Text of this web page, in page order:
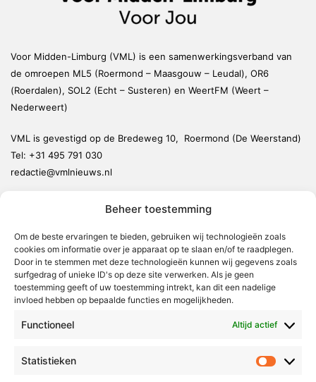
Beheer toestemming
Om de beste ervaringen te bieden, gebruiken wij technologieën zoals
cookies om informatie over je apparaat op te slaan en/of te raadplegen.
Door in te stemmen met deze technologieën kunnen wij gegevens zoals
surfgedrag of unieke ID's op deze site verwerken. Als je geen
toestemming geeft of uw toestemming intrekt, kan dit een nadelige
invloed hebben op bepaalde functies en mogelijkheden.
Functioneel Altijd actief
Statistieken
Voor Midden-Limburg (VML) is een samenwerkingsverband van
de omroepen ML5 (Roermond – Maasgouw – Leudal), OR6
(Roerdalen), SOL2 (Echt – Susteren) en WeertFM (Weert –
Nederweert)
VML is gevestigd op de Bredeweg 10, Roermond (De Weerstand)
Tel: +31 495 791 030
redactie@vmlnieuws.nl
Nederweert
Leudal
Maasgouw
Echt-Susteren
Roerdalen